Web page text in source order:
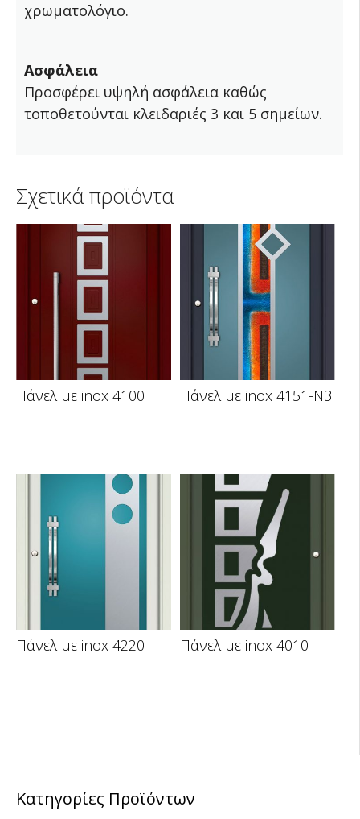
χρωματολόγιο.
Ασφάλεια
Προσφέρει υψηλή ασφάλεια καθώς
τοποθετούνται κλειδαριές 3 και 5 σημείων.
Σχετικά προϊόντα
Πάνελ με inox 4100 Πάνελ με inox 4151-N3
Πάνελ με inox 4220 Πάνελ με inox 4010
Κατηγορίες Προϊόντων